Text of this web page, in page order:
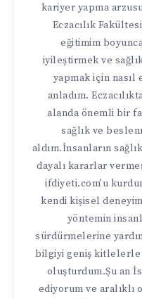
kariyer yapma
Eczacılık
eğitimim
iyileştirmek ve
yapmak için
anladım.
alanda önemli bir
sağlık ve
aldım.İnsanların
dayalı kararlar
ifdiyeti.com'u
kendi kişisel
yöntemin
sürdürmelerine
bilgiyi geniş kitlelerle
oluşturdum.Şu an
ediyorum ve aralıklı